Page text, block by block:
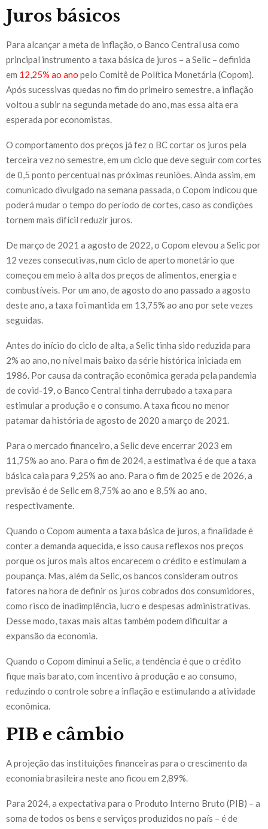
Juros básicos
Para alcançar a meta de inflação, o Banco Central usa como
principal instrumento a taxa básica de juros – a Selic – definida
em 12,25% ao ano pelo Comitê de Política Monetária (Copom).
Após sucessivas quedas no fim do primeiro semestre, a inflação
voltou a subir na segunda metade do ano, mas essa alta era
esperada por economistas.
O comportamento dos preços já fez o BC cortar os juros pela
terceira vez no semestre, em um ciclo que deve seguir com cortes
de 0,5 ponto percentual nas próximas reuniões. Ainda assim, em
comunicado divulgado na semana passada, o Copom indicou que
poderá mudar o tempo do período de cortes, caso as condições
tornem mais difícil reduzir juros.
De março de 2021 a agosto de 2022, o Copom elevou a Selic por
12 vezes consecutivas, num ciclo de aperto monetário que
começou em meio à alta dos preços de alimentos, energia e
combustíveis. Por um ano, de agosto do ano passado a agosto
deste ano, a taxa foi mantida em 13,75% ao ano por sete vezes
seguidas.
Antes do início do ciclo de alta, a Selic tinha sido reduzida para
2% ao ano, no nível mais baixo da série histórica iniciada em
1986. Por causa da contração econômica gerada pela pandemia
de covid-19, o Banco Central tinha derrubado a taxa para
estimular a produção e o consumo. A taxa ficou no menor
patamar da história de agosto de 2020 a março de 2021.
Para o mercado financeiro, a Selic deve encerrar 2023 em
11,75% ao ano. Para o fim de 2024, a estimativa é de que a taxa
básica caia para 9,25% ao ano. Para o fim de 2025 e de 2026, a
previsão é de Selic em 8,75% ao ano e 8,5% ao ano,
respectivamente.
Quando o Copom aumenta a taxa básica de juros, a finalidade é
conter a demanda aquecida, e isso causa reflexos nos preços
porque os juros mais altos encarecem o crédito e estimulam a
poupança. Mas, além da Selic, os bancos consideram outros
fatores na hora de definir os juros cobrados dos consumidores,
como risco de inadimplência, lucro e despesas administrativas.
Desse modo, taxas mais altas também podem dificultar a
expansão da economia.
Quando o Copom diminui a Selic, a tendência é que o crédito
fique mais barato, com incentivo à produção e ao consumo,
reduzindo o controle sobre a inflação e estimulando a atividade
econômica.
PIB e câmbio
A projeção das instituições financeiras para o crescimento da
economia brasileira neste ano ficou em 2,89%.
Para 2024, a expectativa para o Produto Interno Bruto (PIB) – a
soma de todos os bens e serviços produzidos no país – é de